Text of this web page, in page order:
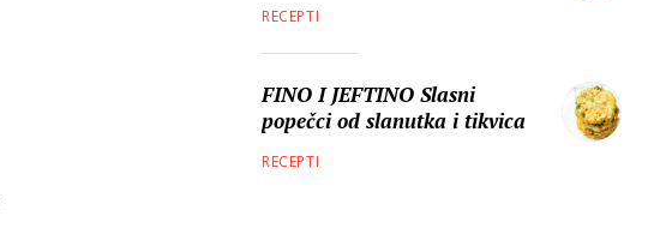
RECEPTI
FINO I JEFTINO Slasni
popečci od slanutka i tikvica
RECEPTI